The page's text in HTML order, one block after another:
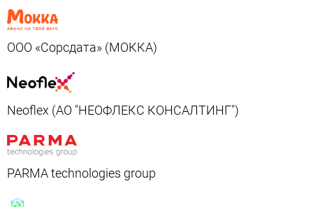
ООО «Сорсдата» (МОККА)
Neoflex (АО "НЕОФЛЕКС КОНСАЛТИНГ")
PARMA technologies group